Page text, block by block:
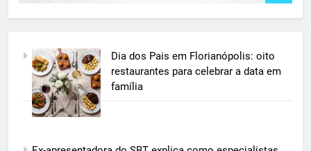
Dia dos Pais em Florianópolis: oito
restaurantes para celebrar a data em
família